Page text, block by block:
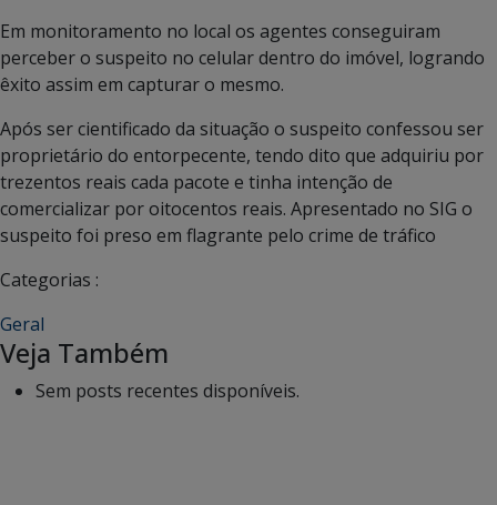
Em monitoramento no local os agentes conseguiram
perceber o suspeito no celular dentro do imóvel, logrando
êxito assim em capturar o mesmo.
Após ser cientificado da situação o suspeito confessou ser
proprietário do entorpecente, tendo dito que adquiriu por
trezentos reais cada pacote e tinha intenção de
comercializar por oitocentos reais. Apresentado no SIG o
suspeito foi preso em flagrante pelo crime de tráfico
Categorias :
Geral
Veja Também
Sem posts recentes disponíveis.